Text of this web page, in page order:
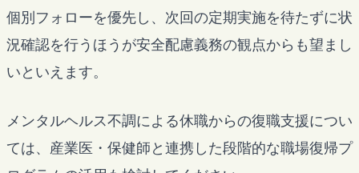
個別フォローを優先し、次回の定期実施を待たずに状
況確認を行うほうが安全配慮義務の観点からも望まし
いといえます。
メンタルヘルス不調による休職からの復職支援につい
ては、産業医・保健師と連携した段階的な職場復帰プ